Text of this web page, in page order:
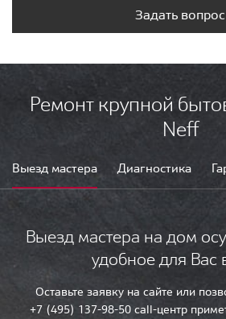
Задать вопрос
Ремонт крупной
Neff
Выезд мастера Диагностика
Выезд мастера на дом
удобное для Вас
Оставьте заявку на сайте или
+7 (495) 137-98-50 call-центр